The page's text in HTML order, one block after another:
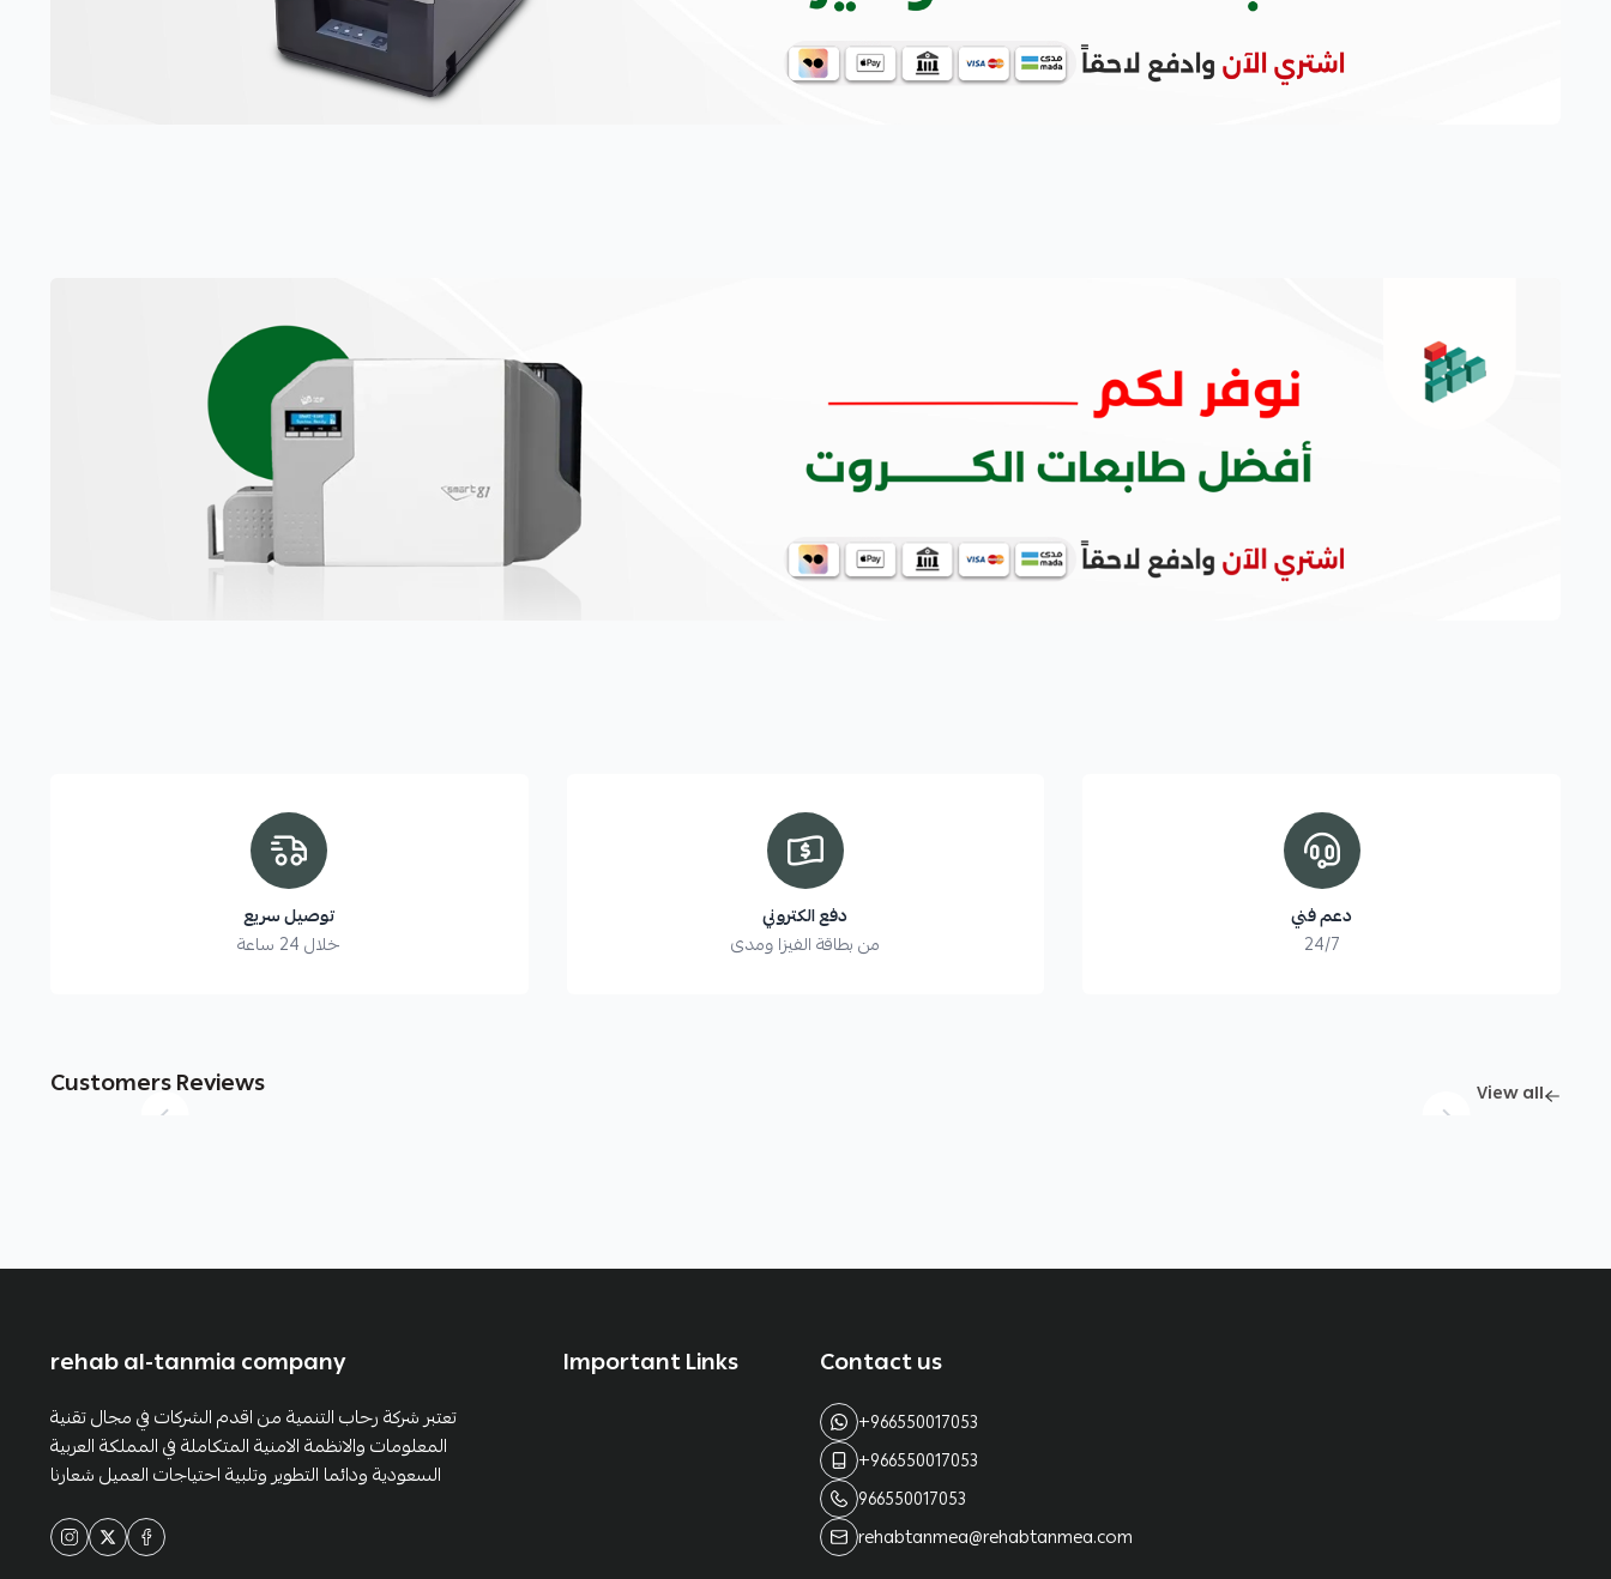
توصيل سريع
خلال 24 ساعة
دفع الكتروني
من بطاقة الفيزا ومدى
دعم فني
24/7
Customers Reviews View all
rehab al-tanmia company
تعتبر شركة رحاب التنمية من اقدم الشركات في مجال تقنية
المعلومات والانظمة الامنية المتكاملة في المملكة العربية
السعودية ودائما التطوير وتلبية احتياجات العميل شعارنا
Important Links Contact us
+966550017053
+966550017053
966550017053
rehabtanmea@rehabtanmea.com